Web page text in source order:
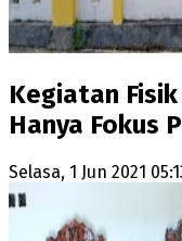
Kegiatan
Hanya Fokus
Selasa, 1 Jun 2021